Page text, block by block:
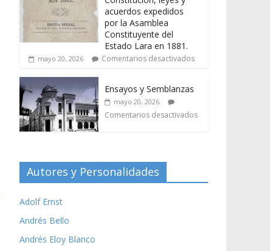
acuerdos expedidos
por la Asamblea
Constituyente del
Estado Lara en 1881.
mayo 20, 2026 Comentarios desactivados
Ensayos y Semblanzas
mayo 20, 2026
Comentarios desactivados
Autores y Personalidades
Adolf Ernst
Andrés Bello
Andrés Eloy Blanco